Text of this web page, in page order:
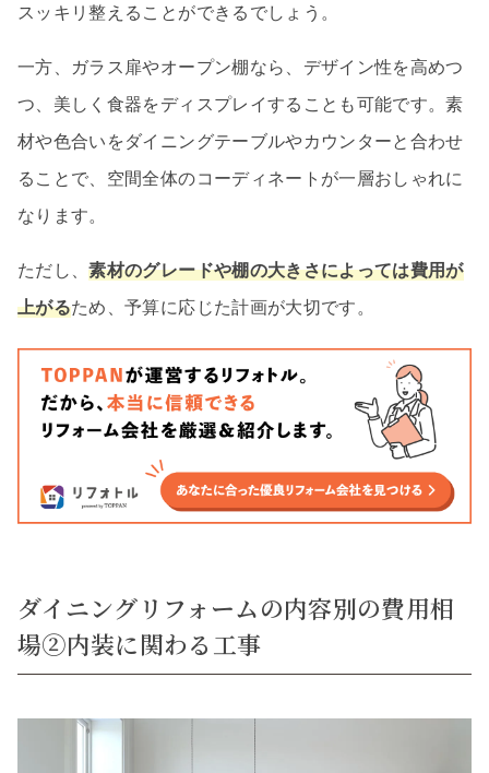
スッキリ整えることができるでしょう。
一方、ガラス扉やオープン棚なら、デザイン性を高めつ
つ、美しく食器をディスプレイすることも可能です。素
材や色合いをダイニングテーブルやカウンターと合わせ
ることで、空間全体のコーディネートが一層おしゃれに
なります。
ただし、素材のグレードや棚の大きさによっては費用が
上がるため、予算に応じた計画が大切です。
ダイニングリフォームの内容別の費用相
場②内装に関わる工事